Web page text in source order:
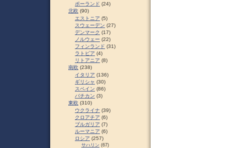
ポーランド (24)
北欧 (90)
エストニア (5)
スウェーデン (27)
デンマーク (17)
ノルウェー (22)
フィンランド (31)
ラトビア (4)
リトアニア (8)
南欧 (238)
イタリア (136)
ギリシャ (30)
スペイン (86)
バチカン (3)
東欧 (310)
ウクライナ (39)
クロアチア (6)
ブルガリア (7)
ルーマニア (6)
ロシア (257)
サハリン (67)